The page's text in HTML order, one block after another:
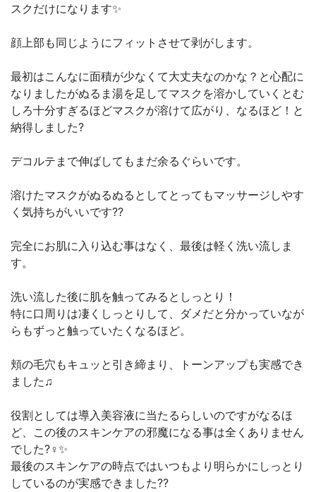
スクだけになります✨
顔上部も同じようにフィットさせて剥がします。
最初はこんなに面積が少なくて大丈夫なのかな？と心配に
なりましたがぬるま湯を足してマスクを溶かしていくとむ
しろ十分すぎるほどマスクが溶けて広がり、なるほど！と
納得しました?
デコルテまで伸ばしてもまだ余るぐらいです。
溶けたマスクがぬるぬるとしてとってもマッサージしやす
く気持ちがいいです??
完全にお肌に入り込む事はなく、最後は軽く洗い流しま
す。
洗い流した後に肌を触ってみるとしっとり！
特に口周りは凄くしっとりして、ダメだと分かっていなが
らもずっと触っていたくなるほど。
頬の毛穴もキュッと引き締まり、トーンアップも実感でき
ました♫
役割としては導入美容液に当たるらしいのですがなるほ
ど、この後のスキンケアの邪魔になる事は全くありません
でした?‍♀️✨
最後のスキンケアの時点ではいつもより明らかにしっとり
しているのが実感できました??